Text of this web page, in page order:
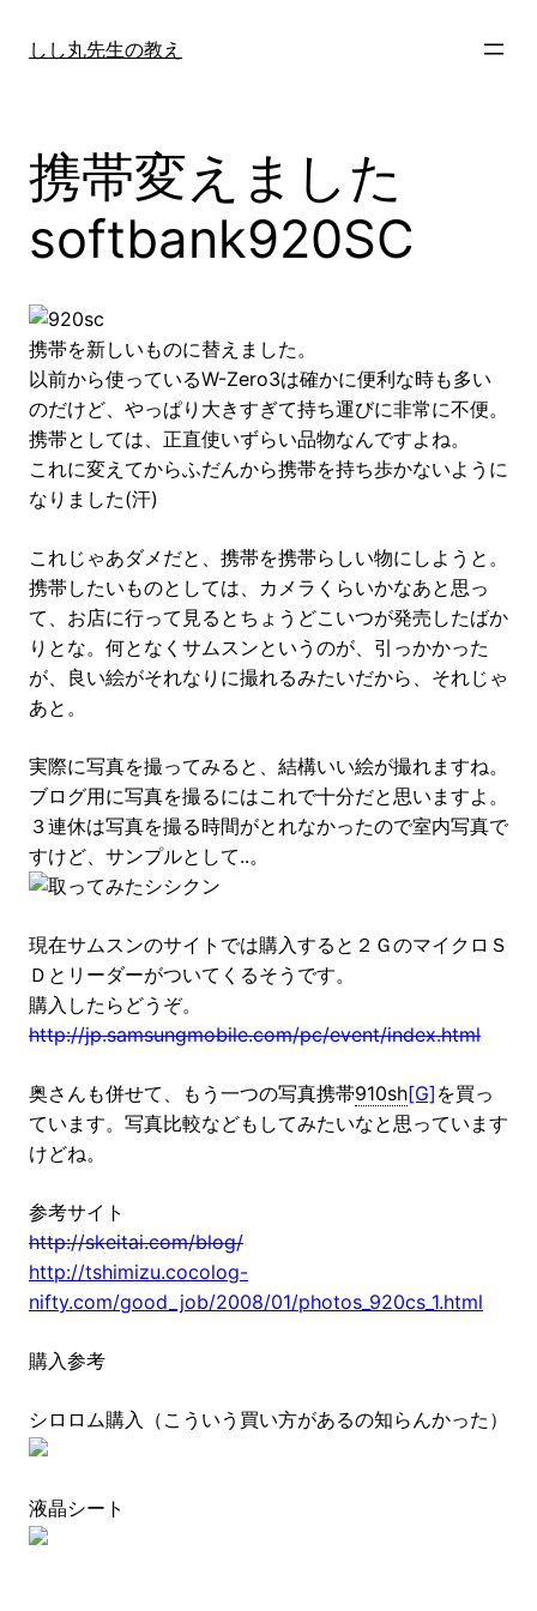
しし丸先生の教え
携帯変えました
softbank920SC
携帯を新しいものに替えました。
以前から使っているW-Zero3は確かに便利な時も多い
のだけど、やっぱり大きすぎて持ち運びに非常に不便。
携帯としては、正直使いずらい品物なんですよね。
これに変えてからふだんから携帯を持ち歩かないように
なりました(汗)
これじゃあダメだと、携帯を携帯らしい物にしようと。
携帯したいものとしては、カメラくらいかなあと思っ
て、お店に行って見るとちょうどこいつが発売したばか
りとな。何となくサムスンというのが、引っかかった
が、良い絵がそれなりに撮れるみたいだから、それじゃ
あと。
実際に写真を撮ってみると、結構いい絵が撮れますね。
ブログ用に写真を撮るにはこれで十分だと思いますよ。
３連休は写真を撮る時間がとれなかったので室内写真で
すけど、サンプルとして..。
現在サムスンのサイトでは購入すると２ＧのマイクロＳ
Ｄとリーダーがついてくるそうです。
購入したらどうぞ。
http://jp.samsungmobile.com/pc/event/index.html
奥さんも併せて、もう一つの写真携帯910sh[G] を買っ
ています。写真比較などもしてみたいなと思っています
けどね。
参考サイト
http://skeitai.com/blog/
http://tshimizu.cocolog-
nifty.com/good_job/2008/01/photos_920cs_1.html
購入参考
シロロム購入（こういう買い方があるの知らんかった）
液晶シート